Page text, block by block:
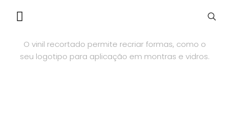
O vinil recortado permite recriar formas, como o
seu logotipo para aplicação em montras e vidros.